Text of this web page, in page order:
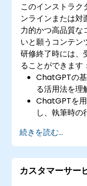
このインストラク
ンラインまたは
力的かつ高品質な
いと願うコンテン
研修終了時には、
ることができます：
ChatGPTの
る活用法を理
ChatGPTを
し、執筆時の
切性を向上さ
コンテンツ
用する際のベ
る。
続きを読む...
カスタマーサー